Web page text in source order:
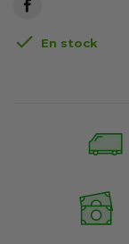
 En stock